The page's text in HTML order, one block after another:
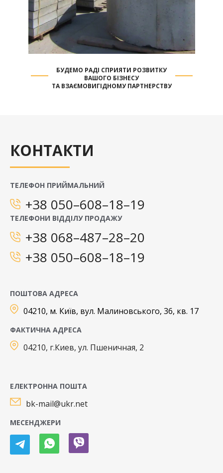
БУДЕМО РАДІ СПРИЯТИ РОЗВИТКУ
ВАШОГО БІЗНЕСУ
ТА ВЗАЄМОВИГІДНОМУ ПАРТНЕРСТВУ
КОНТАКТИ
ТЕЛЕФОН ПРИЙМАЛЬНИЙ
+38 050–608–18–19
ТЕЛЕФОНИ ВІДДІЛУ ПРОДАЖУ
+38 068–487–28–20
+38 050–608–18–19
ПОШТОВА АДРЕСА
04210, м. Київ, вул. Малиновського, 36, кв. 17
ФАКТИЧНА АДРЕСА
04210, г.Киев, ул. Пшеничная, 2
ЕЛЕКТРОННА ПОШТА
bk-mail@ukr.net
МЕСЕНДЖЕРИ